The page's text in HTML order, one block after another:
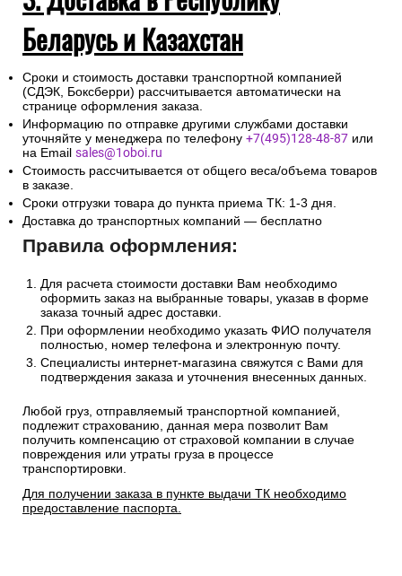
Беларусь и Казахстан
Сроки и стоимость доставки транспортной компанией
(СДЭК, Боксберри) рассчитывается автоматически на
странице оформления заказа.
Информацию по отправке другими службами доставки
уточняйте у менеджера по телефону +7(495)128-48-87 или
на Email sales@1oboi.ru
Стоимость рассчитывается от общего веса/объема товаров
в заказе.
Сроки отгрузки товара до пункта приема ТК: 1-3 дня.
Доставка до транспортных компаний — бесплатно
Правила оформления:
Для расчета стоимости доставки Вам необходимо
оформить заказ на выбранные товары, указав в форме
заказа точный адрес доставки.
При оформлении необходимо указать ФИО получателя
полностью, номер телефона и электронную почту.
Специалисты интернет-магазина свяжутся с Вами для
подтверждения заказа и уточнения внесенных данных.
Любой груз, отправляемый транспортной компанией,
подлежит страхованию, данная мера позволит Вам
получить компенсацию от страховой компании в случае
повреждения или утраты груза в процессе
транспортировки.
Для получении заказа в пункте выдачи ТК необходимо
предоставление паспорта.